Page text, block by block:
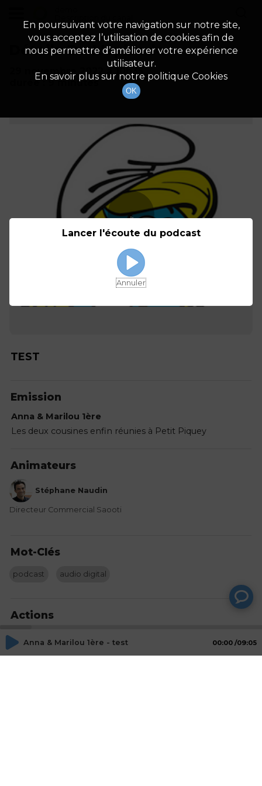
Détails De L'épisode
29 novembre 2022
à 10h35
durée : 9 minutes
TEST
Emission
Anna & Marilou 1ère
Les deux cousines enfin réunies à Petit Piquey
Animateurs
Stéphane Naudin
Directeur Commercial Saooti
Mot-Clés
podcast audio digital
Actions
Partager
Anna & Marilou 1ère - test 00:00 09:05
En poursuivant votre navigation sur notre site,
vous acceptez l’utilisation de cookies afin de
nous permettre d’améliorer votre expérience
utilisateur.
En savoir plus sur notre politique Cookies
OK
Lancer l'écoute du podcast
Annuler